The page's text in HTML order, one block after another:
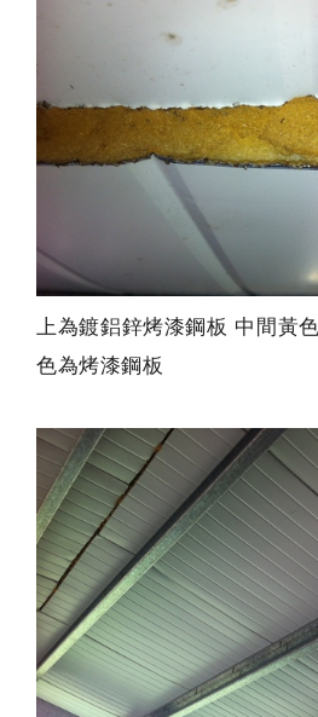
上為鍍鋁鋅烤漆鋼板 中間黃
色為烤漆鋼板